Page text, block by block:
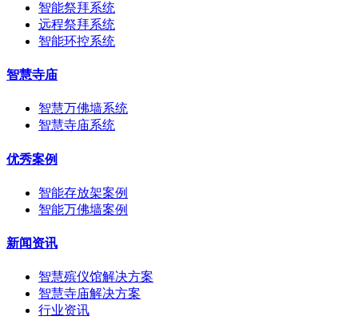
智能祭拜系统
远程祭拜系统
智能环控系统
智慧寺庙
智慧万佛墙系统
智慧寺庙系统
优秀案例
智能存放架案例
智能万佛墙案例
新闻资讯
智慧殡仪馆解决方案
智慧寺庙解决方案
行业资讯